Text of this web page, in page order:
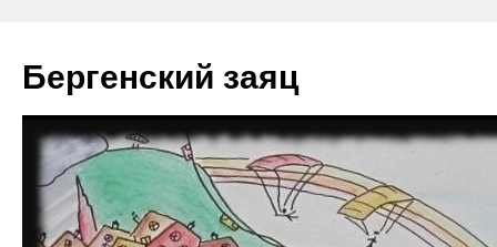
содержимому
Бергенский заяц